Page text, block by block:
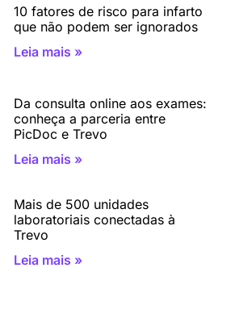
10 fatores de risco para infarto
que não podem ser ignorados
Leia mais »
Da consulta online aos exames:
conheça a parceria entre
PicDoc e Trevo
Leia mais »
Mais de 500 unidades
laboratoriais conectadas à
Trevo
Leia mais »